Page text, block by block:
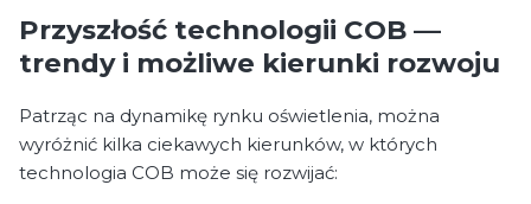
Przyszłość technologii COB —
trendy i możliwe kierunki rozwoju
Patrząc na dynamikę rynku oświetlenia, można
wyróżnić kilka ciekawych kierunków, w których
technologia COB może się rozwijać: